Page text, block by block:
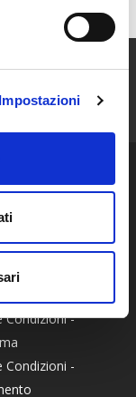
Impostazioni
Condizioni -
Condizioni -